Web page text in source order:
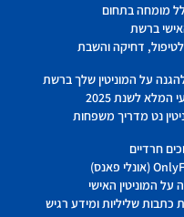
מומחה בתחום
דחיקה והשבת
על המוניטין שלך ברשת
לשנת 2025
נט מדריך משפחות
חרדיים
המוניטין האישי
כתבות שליליות ומידע רגיש